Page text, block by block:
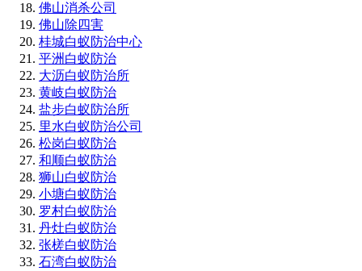
佛山消杀公司
佛山除四害
桂城白蚁防治中心
平洲白蚁防治
大沥白蚁防治所
黄岐白蚁防治
盐步白蚁防治所
里水白蚁防治公司
松岗白蚁防治
和顺白蚁防治
狮山白蚁防治
小塘白蚁防治
罗村白蚁防治
丹灶白蚁防治
张槎白蚁防治
石湾白蚁防治